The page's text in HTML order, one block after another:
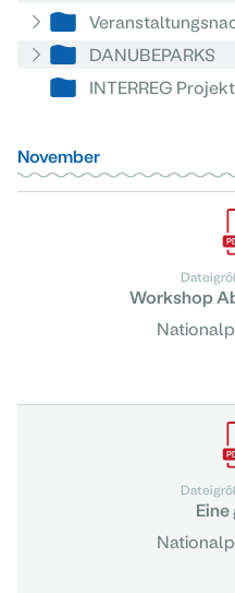
DANUBEPARKS
INTERREG
November
Workshop